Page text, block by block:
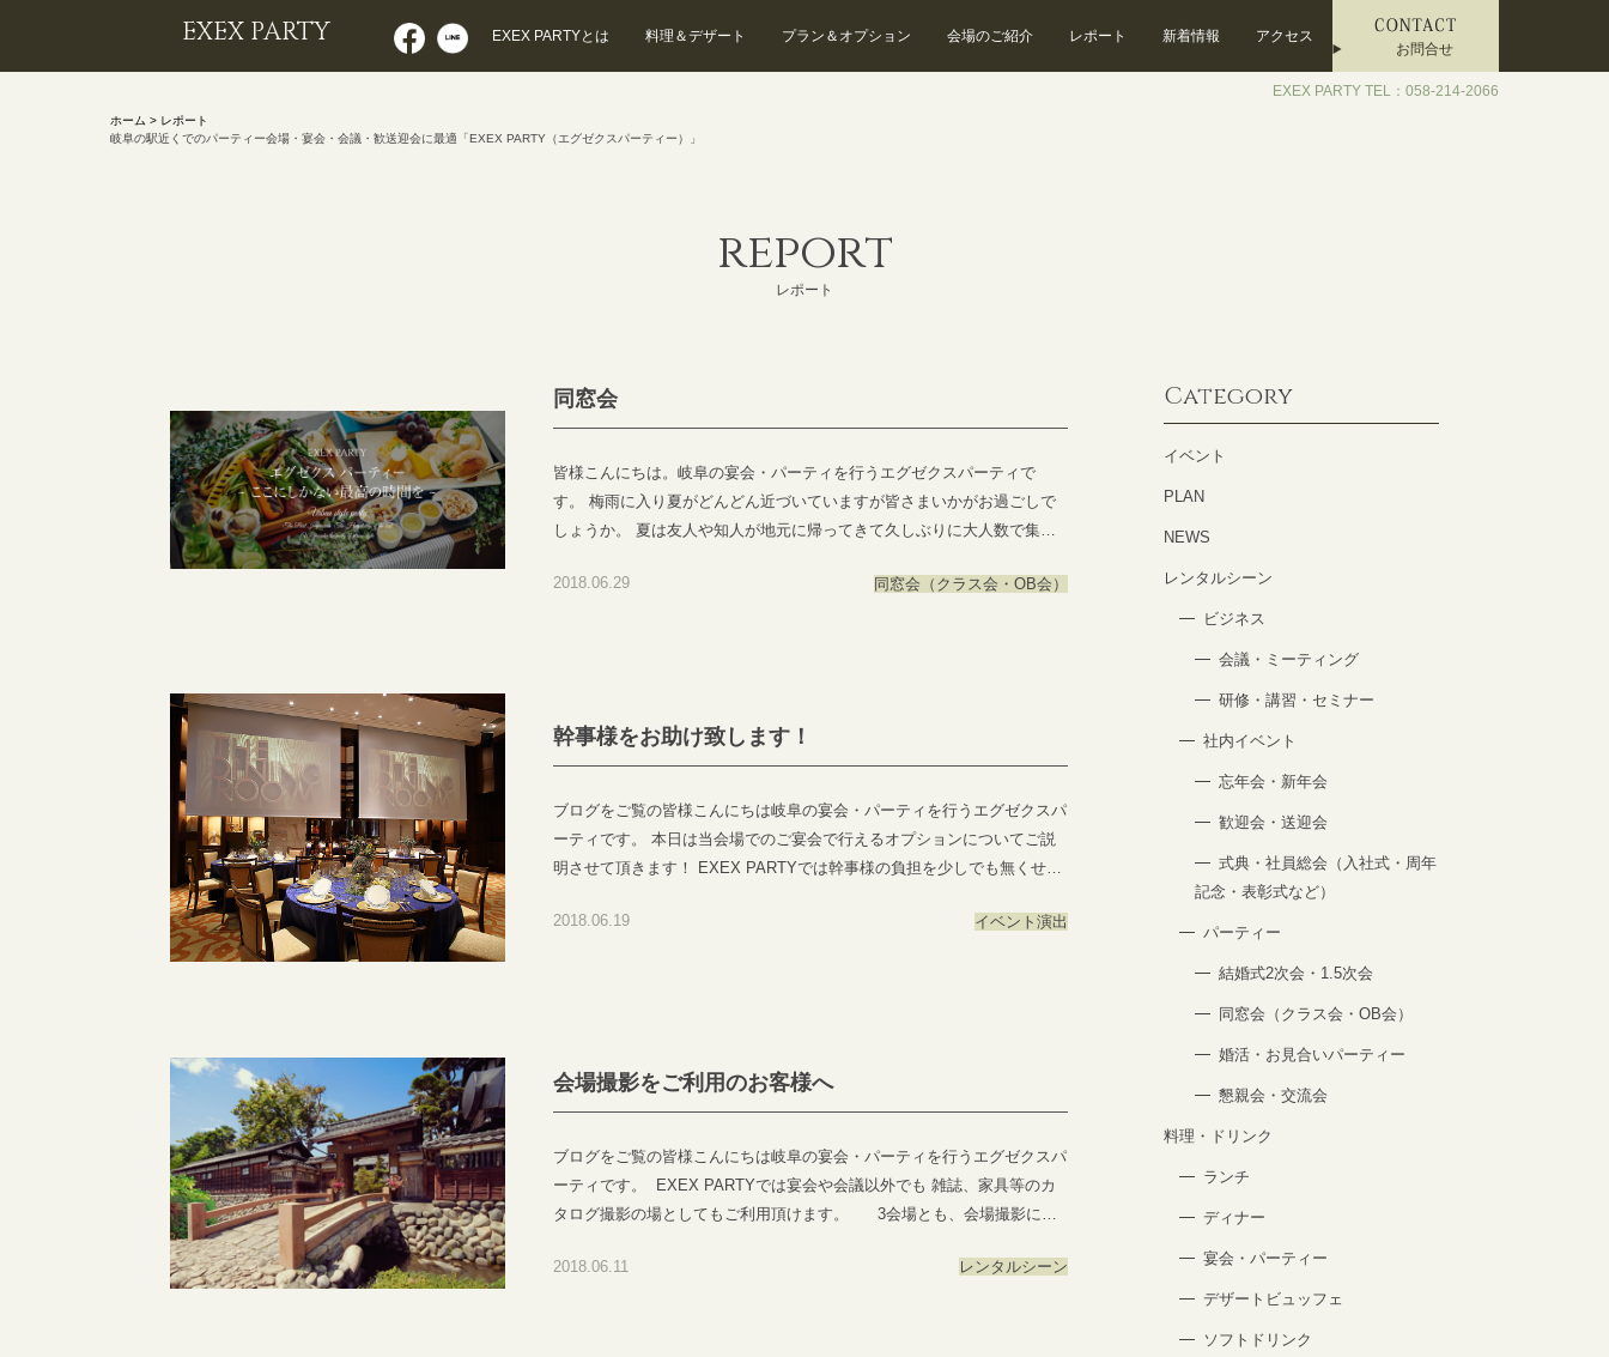
EXEX PARTY EXEX PARTYとは 料理＆デザート プラン＆オプション 会場のご紹介 レポート 新着情報 アクセス
お問合せ
EXEX PARTY TEL：058-214-2066
ホーム > レポート
岐阜の駅近くでのパーティー会場・宴会・会議・歓送迎会に最適「EXEX PARTY（エグゼクスパーティー）」
report
レポート
同窓会
皆様こんにちは。岐阜の宴会・パーティを行うエグゼクスパーティで
す。 梅雨に入り夏がどんどん近づいていますが皆さまいかがお過ごしで
しょうか。 夏は友人や知人が地元に帰ってきて久しぶりに大人数で集ま
の同窓会プランをご用意しております！ 思い出話に花を咲かせてゆっく
かせプラン”です。会場費（２時間後）、ビンゴセット（ビンゴマシー
リンク（１２０分）を合わせて８,０００円でご提供しています！ 同窓会
を開催する目的は様々ですが再会やお祝いを喜ぶ場の一つです。 そんな
素敵な機会を是非、EXEXグループの会場を使って行いませんか？ お電
＾ ●―○―●―○―●―○―●―○―●―○―●―○―●―○―●EXEX PARTYで
覧～エグゼクススウィーツ：岐阜県岐阜市玉森町1-1エグゼクスガーデ
https://exexparty.jp/access/
●―○―●―○―●―○―●―○―●―○―●―○―●―○―●
2018.06.29 同窓会（クラス会・OB会）
幹事様をお助け致します！
ブログをご覧の皆様こんにちは岐阜の宴会・パーティを行うエグゼクスパ
ーティです。 本日は当会場でのご宴会で行えるオプションについてご説
明させて頂きます！ EXEX PARTYでは幹事様の負担を少しでも無くせる
必要なプロジェクタースクリーン ・贈呈用お花束 ・会全体が盛り上が
い！ ●―○―●―○―●―○―●―○―●―○―●―○―●―○―●EXEX PARTY
ではEXEX GARDEN・EXEX SUITES・EXEX SQUAREの3つの結婚式場
気軽にご連絡くださいませ 営業時間：11:00〜19:00 (パーティーは22:00
まで)定休日：水曜日(祝日は営業)T E L ：058-214-2066(宴会直通) ～住所
一覧～エグゼクススイーツ：岐阜県岐阜市玉森町1-1エグゼクスガーデ
町2-1 ▼お問い合わせhttps://exexparty.jp/contact/▼各会場へのアクセス
2018.06.19 イベント演出
会場撮影をご利用のお客様へ
ブログをご覧の皆様こんにちは岐阜の宴会・パーティを行うエグゼクスパ
ーティです。 EXEX PARTYでは宴会や会議以外でも 雑誌、家具等のカ
タログ撮影の場としてもご利用頂けます。 3会場とも、会場撮影に使
せ♪ ●―○―●―○―●―○―●―○―●―○―●―○―●―○―●EXEX PARTYで
2018.06.11 レンタルシーン
Category
イベント
PLAN
NEWS
レンタルシーン
ビジネス
会議・ミーティング
研修・講習・セミナー
社内イベント
忘年会・新年会
歓迎会・送迎会
式典・社員総会（入社式・周年
記念・表彰式など）
パーティー
結婚式2次会・1.5次会
同窓会（クラス会・OB会）
婚活・お見合いパーティー
懇親会・交流会
料理・ドリンク
ランチ
ディナー
宴会・パーティー
デザートビュッフェ
ソフトドリンク